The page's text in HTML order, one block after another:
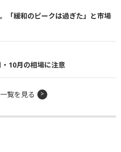
「緩和のピークは過ぎた」と市場
10月の相場に注意
覧を見る